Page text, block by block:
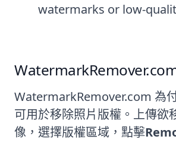
watermarks or low-
WatermarkRemover.com 為
可用於移除照片版權。上傳欲
像，選擇版權區域，點擊